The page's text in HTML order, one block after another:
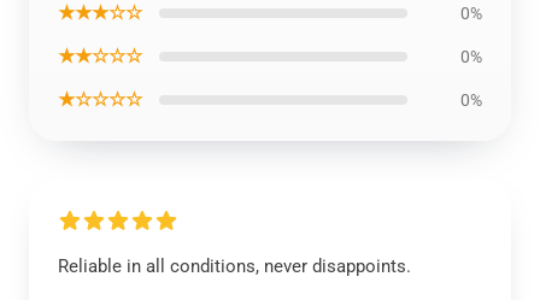
★★★☆☆ 0%
★★☆☆☆ 0%
★☆☆☆☆ 0%
Reliable in all conditions, never disappoints.